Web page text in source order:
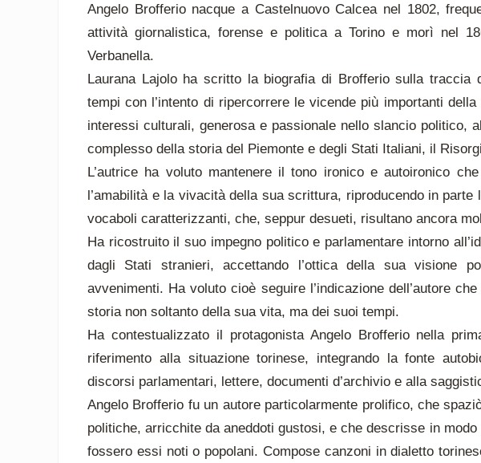
Angelo Brofferio nacque a Castelnuovo Calcea nel 1802,
attività giornalistica, forense e politica a Torino e morì nel
Verbanella.
Laurana Lajolo ha scritto la biografia di Brofferio sulla traccia
tempi con l’intento di ripercorrere le vicende più importanti
interessi culturali, generosa e passionale nello slancio politico,
complesso della storia del Piemonte e degli Stati Italiani, il
L’autrice ha voluto mantenere il tono ironico e autoironico
l’amabilità e la vivacità della sua scrittura, riproducendo in
vocaboli caratterizzanti, che, seppur desueti, risultano ancora
Ha ricostruito il suo impegno politico e parlamentare intorno
dagli Stati stranieri, accettando l’ottica della sua visione
avvenimenti. Ha voluto cioè seguire l’indicazione dell’autore
storia non soltanto della sua vita, ma dei suoi tempi.
Ha contestualizzato il protagonista Angelo Brofferio nella
riferimento alla situazione torinese, integrando la fonte
discorsi parlamentari, lettere, documenti d’archivio e alla
Angelo Brofferio fu un autore particolarmente prolifico, che
politiche, arricchite da aneddoti gustosi, e che descrisse in
fossero essi noti o popolani. Compose canzoni in dialetto